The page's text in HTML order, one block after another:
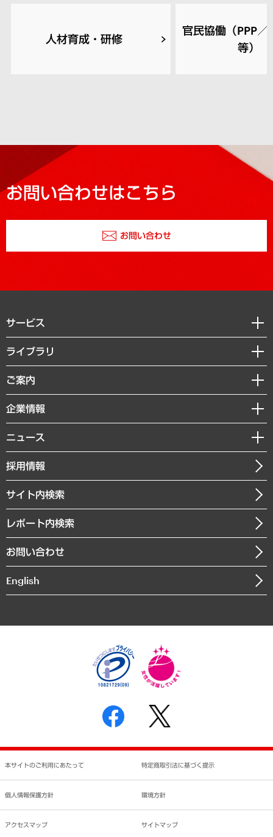
人材育成・研修
官民協働（PPP／
等）
お問い合わせはこちら
お問い合わせ
サービス
経営戦略
組織・人事戦略
デジタルイノベーション
共生・ダイバーシティ
GRC（ガバナンス・リスク・コンプライアンス）・防災（政策）
経済・産業・雇用・労働
まちづくり・観光・交通・スポーツ・スマートシティ
自然資源・農林水産業・食料システム
ライブラリ
経済調査
レポート
コラム
経営用語集
受託・受注実績（官公庁関連）
メディア掲載・出演
ご案内
セミナー・イベント情報
MUFGビジネスセミナー
受託案件情報
企業情報
私たちの想い
社長メッセージ
会社概要
沿革
組織図・本部部室紹介
インドネシア現地法人
個人情報保護方針
反社会的勢力に対する基本方針
書面による個人情報の開示等の請求の手続きについて
ニュース
ニュースリリース
お知らせ
採用情報
サイト内検索
レポート内検索
お問い合わせ
English
本サイトのご利用にあたって 特定商取引法に基づく提示
個人情報保護方針 環境方針
アクセスマップ サイトマップ